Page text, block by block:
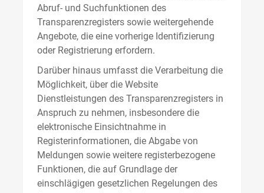
Abruf- und Suchfunktionen des
Transparenzregisters sowie weitergehende
Angebote, die eine vorherige Identifizierung
oder Registrierung erfordern.
Darüber hinaus umfasst die Verarbeitung die
Möglichkeit, über die Website
Dienstleistungen des Transparenzregisters in
Anspruch zu nehmen, insbesondere die
elektronische Einsichtnahme in
Registerinformationen, die Abgabe von
Meldungen sowie weitere registerbezogene
Funktionen, die auf Grundlage der
einschlägigen gesetzlichen Regelungen des